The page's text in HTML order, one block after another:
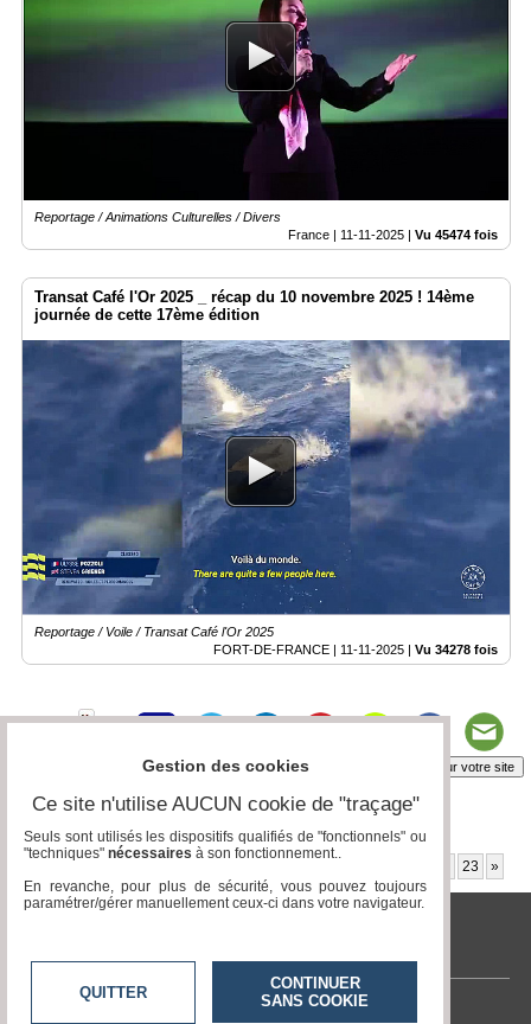
Reportage / Animations Culturelles / Divers
France | 11-11-2025 Vu 45474 fois
Transat Café l'Or 2025 _ récap du 10 novembre 2025 ! 14ème
journée de cette 17ème édition
Reportage / Voile / Transat Café l'Or 2025
FORT-DE-FRANCE | 11-11-2025 | Vu 34278 fois
Insérez sur votre site
Page 15 / 302
9 23 »
tvlocale.fr
Contactez-nous
Gestion des cookies
Ce site n'utilise AUCUN cookie de "traçage"
Seuls sont utilisés les dispositifs qualifiés de "fonctionnels" ou
"techniques" nécessaires à son fonctionnement..
En revanche, pour plus de sécurité, vous pouvez toujours
paramétrer/gérer manuellement ceux-ci dans votre navigateur.
QUITTER
CONTINUER
SANS COOKIE